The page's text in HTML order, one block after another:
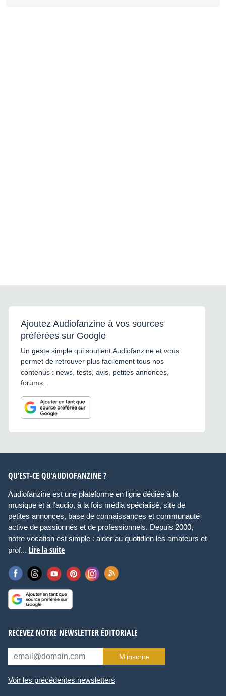
Ajoutez Audiofanzine à vos sources
préférées sur Google
Un geste simple qui soutient Audiofanzine et vous
permet de retrouver plus facilement tous nos
contenus : news, tests, avis, petites annonces,
forums...
QU’EST-CE QU’AUDIOFANZINE ?
Audiofanzine est une plateforme en ligne dédiée à la
musique et à l’audio, à la fois média spécialisé, site de
petites annonces, base de connaissances et communauté
active de passionnés et de professionnels. Depuis 2000,
notre vocation est simple : aider au quotidien les amateurs et
prof... Lire la suite
RECEVEZ NOTRE NEWSLETTER ÉDITORIALE
M’inscrire
Voir les précédentes newsletters